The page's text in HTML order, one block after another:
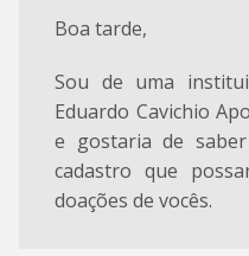
Boa tarde,
Sou de uma
Eduardo Cavichio
e gostaria de
cadastro que
doações de vocês.